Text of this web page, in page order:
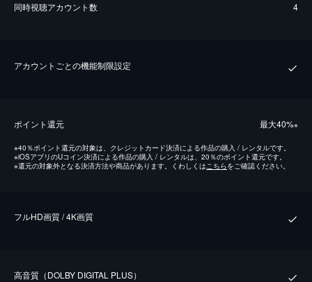
同時視聴アカウント数 4
アカウントごとの機能制限設定
ポイント還元 最⼤40%※
※40％ポイント還元の対象は、クレジットカード決済による作品の購入 / レンタルです。
※iOSアプリのUコイン決済による作品の購入 / レンタルは、20％のポイント還元です。
※還元の対象外となる決済方法や商品があります。くわしくはこちらをご確認ください。
フルHD画質 / 4K画質
⾼⾳質（DOLBY DIGITAL PLUS）